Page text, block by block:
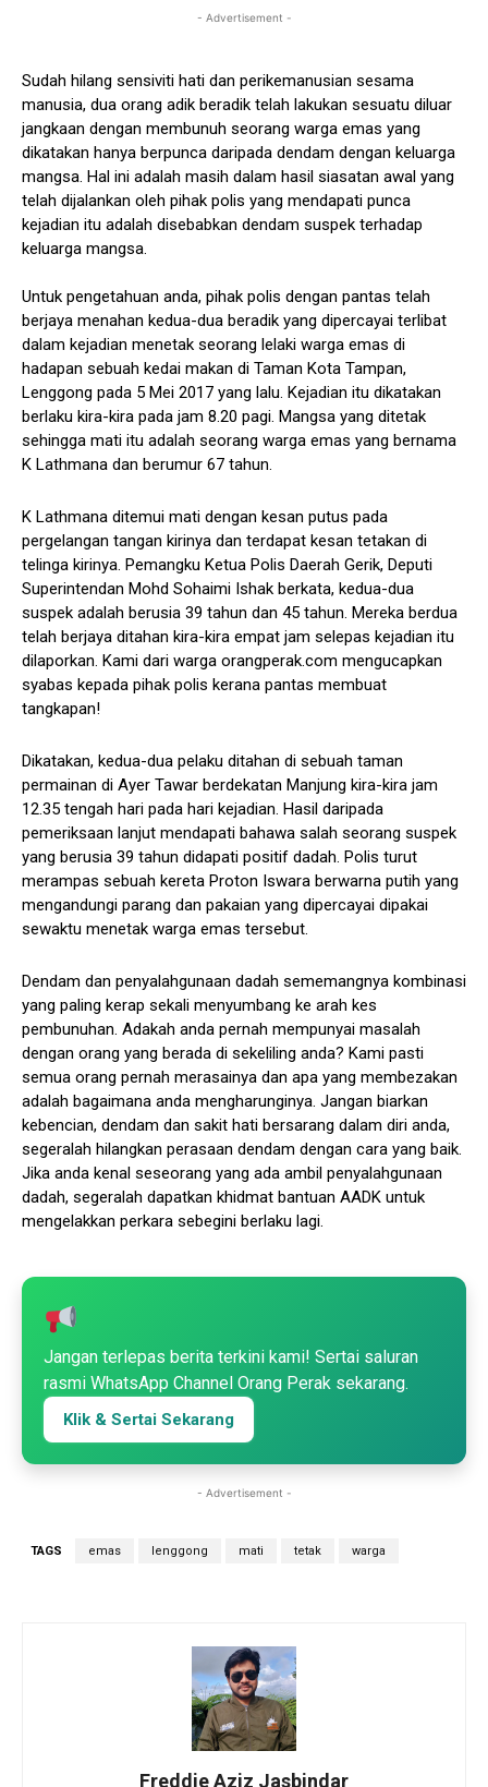
- Advertisement -
Sudah hilang sensiviti hati dan perikemanusian sesama
manusia, dua orang adik beradik telah lakukan sesuatu diluar
jangkaan dengan membunuh seorang warga emas yang
dikatakan hanya berpunca daripada dendam dengan keluarga
mangsa. Hal ini adalah masih dalam hasil siasatan awal yang
telah dijalankan oleh pihak polis yang mendapati punca
kejadian itu adalah disebabkan dendam suspek terhadap
keluarga mangsa.
Untuk pengetahuan anda, pihak polis dengan pantas telah
berjaya menahan kedua-dua beradik yang dipercayai terlibat
dalam kejadian menetak seorang lelaki warga emas di
hadapan sebuah kedai makan di Taman Kota Tampan,
Lenggong pada 5 Mei 2017 yang lalu. Kejadian itu dikatakan
berlaku kira-kira pada jam 8.20 pagi. Mangsa yang ditetak
sehingga mati itu adalah seorang warga emas yang bernama
K Lathmana dan berumur 67 tahun.
K Lathmana ditemui mati dengan kesan putus pada
pergelangan tangan kirinya dan terdapat kesan tetakan di
telinga kirinya. Pemangku Ketua Polis Daerah Gerik, Deputi
Superintendan Mohd Sohaimi Ishak berkata, kedua-dua
suspek adalah berusia 39 tahun dan 45 tahun. Mereka berdua
telah berjaya ditahan kira-kira empat jam selepas kejadian itu
dilaporkan. Kami dari warga orangperak.com mengucapkan
syabas kepada pihak polis kerana pantas membuat
tangkapan!
Dikatakan, kedua-dua pelaku ditahan di sebuah taman
permainan di Ayer Tawar berdekatan Manjung kira-kira jam
12.35 tengah hari pada hari kejadian. Hasil daripada
pemeriksaan lanjut mendapati bahawa salah seorang suspek
yang berusia 39 tahun didapati positif dadah. Polis turut
merampas sebuah kereta Proton Iswara berwarna putih yang
mengandungi parang dan pakaian yang dipercayai dipakai
sewaktu menetak warga emas tersebut.
Dendam dan penyalahgunaan dadah sememangnya kombinasi
yang paling kerap sekali menyumbang ke arah kes
pembunuhan. Adakah anda pernah mempunyai masalah
dengan orang yang berada di sekeliling anda? Kami pasti
semua orang pernah merasainya dan apa yang membezakan
adalah bagaimana anda mengharunginya. Jangan biarkan
kebencian, dendam dan sakit hati bersarang dalam diri anda,
segeralah hilangkan perasaan dendam dengan cara yang baik.
Jika anda kenal seseorang yang ada ambil penyalahgunaan
dadah, segeralah dapatkan khidmat bantuan AADK untuk
mengelakkan perkara sebegini berlaku lagi.
Jangan terlepas berita terkini kami! Sertai saluran
rasmi WhatsApp Channel Orang Perak sekarang.
Klik & Sertai Sekarang
- Advertisement -
TAGS emas lenggong mati tetak warga
Freddie Aziz Jasbindar